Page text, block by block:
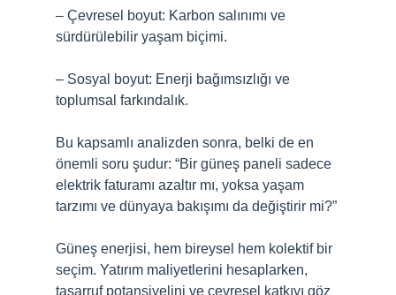
– Çevresel boyut: Karbon salınımı ve
sürdürülebilir yaşam biçimi.
– Sosyal boyut: Enerji bağımsızlığı ve
toplumsal farkındalık.
Bu kapsamlı analizden sonra, belki de en
önemli soru şudur: “Bir güneş paneli sadece
elektrik faturamı azaltır mı, yoksa yaşam
tarzımı ve dünyaya bakışımı da değiştirir mi?”
Güneş enerjisi, hem bireysel hem kolektif bir
seçim. Yatırım maliyetlerini hesaplarken,
tasarruf potansiyelini ve çevresel katkıyı göz